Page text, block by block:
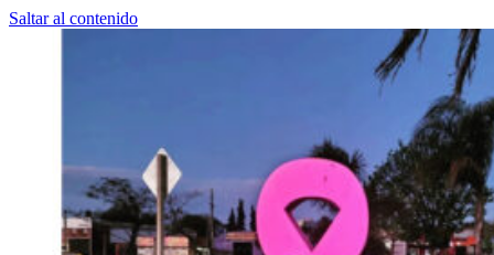
Saltar al contenido